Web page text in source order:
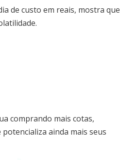
de custo em reais, mostra que
comprando mais cotas,
ainda mais seus